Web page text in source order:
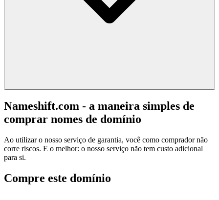
Nameshift.com - a maneira simples de
comprar nomes de domínio
Ao utilizar o nosso serviço de garantia, você como comprador não
corre riscos. E o melhor: o nosso serviço não tem custo adicional
para si.
Compre este domínio